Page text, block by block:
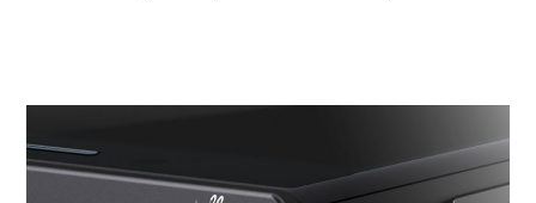
LINUX
–